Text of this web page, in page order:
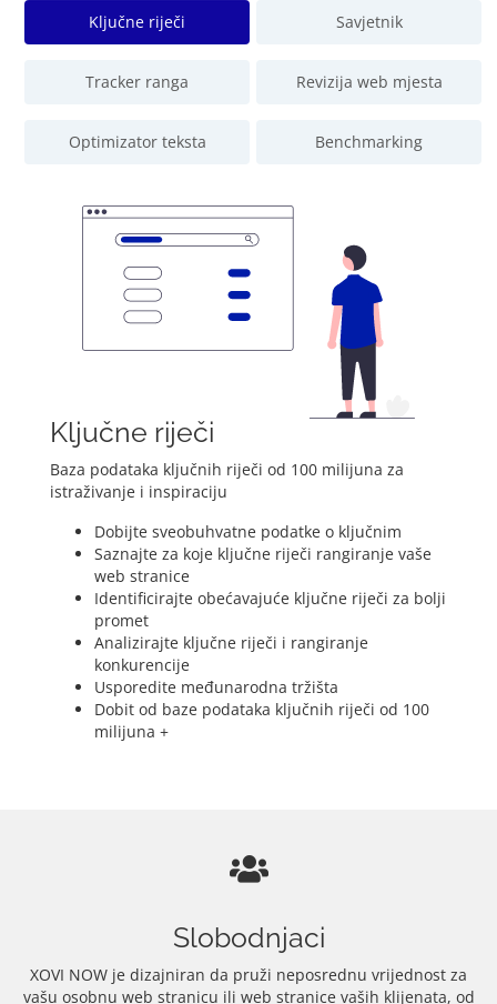
Ključne riječi Savjetnik
Tracker ranga Revizija web mjesta
Optimizator teksta Benchmarking
Ključne riječi
Baza podataka ključnih riječi od 100 milijuna za
istraživanje i inspiraciju
Dobijte sveobuhvatne podatke o ključnim
Saznajte za koje ključne riječi rangiranje vaše
web stranice
Identificirajte obećavajuće ključne riječi za bolji
promet
Analizirajte ključne riječi i rangiranje
konkurencije
Usporedite međunarodna tržišta
Dobit od baze podataka ključnih riječi od 100
milijuna +
Slobodnjaci
XOVI NOW je dizajniran da pruži neposrednu vrijednost za
vašu osobnu web stranicu ili web stranice vaših klijenata, od